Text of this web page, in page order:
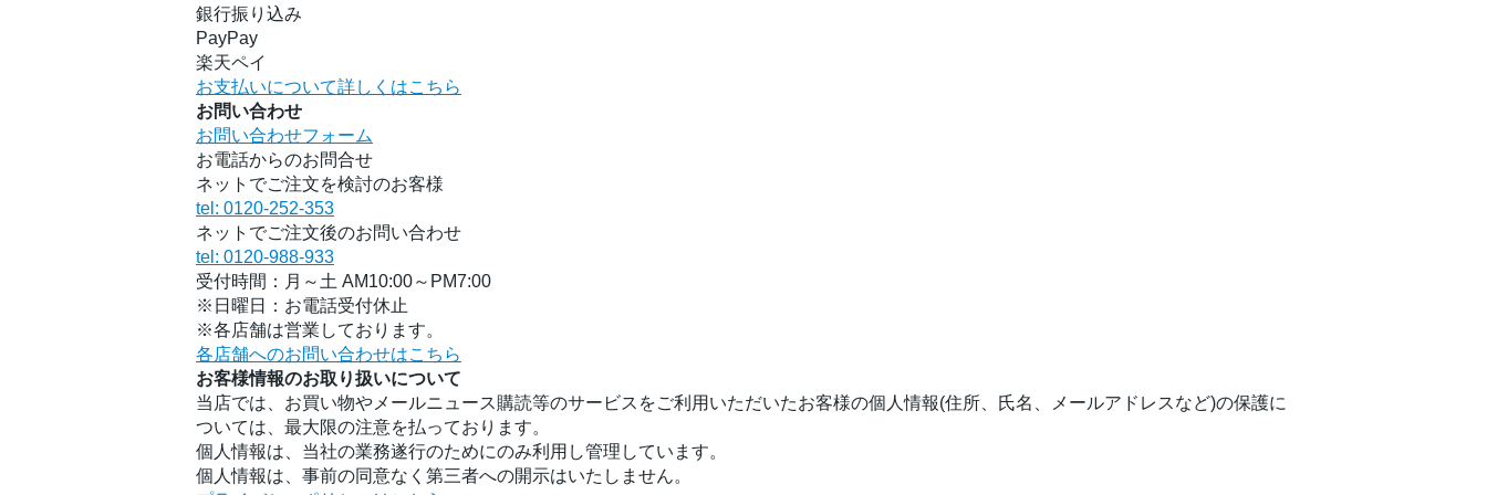
銀行振り込み
PayPay
楽天ペイ
お支払いについて詳しくはこちら
お問い合わせ
お問い合わせフォーム
お電話からのお問合せ
ネットでご注文を検討のお客様
tel: 0120-252-353
ネットでご注文後のお問い合わせ
tel: 0120-988-933
受付時間：月～土 AM10:00～PM7:00
※日曜日：お電話受付休止
※各店舗は営業しております。
各店舗へのお問い合わせはこちら
お客様情報のお取り扱いについて
当店では、お買い物やメールニュース購読等のサービスをご利用いただいたお客様の個人情報(住所、氏名、メールアドレスなど)の保護に
ついては、最大限の注意を払っております。
個人情報は、当社の業務遂行のためにのみ利用し管理しています。
個人情報は、事前の同意なく第三者への開示はいたしません。